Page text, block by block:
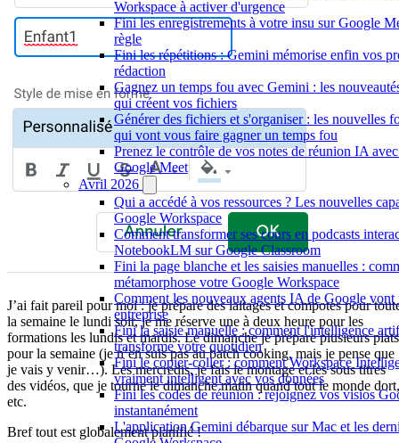
Workspace à activer d'urgence
Fini les enregistrements à votre insu sur Google
règle
Fini les répétitions : Gemini mémorise enfin vos
rédaction
Gagnez un temps fou avec Gemini : les
qui créent vos fichiers
Générer des fichiers et s'organiser : les nouvelles
qui vont vous faire gagner un temps fou
Prenez le contrôle de vos notes de réunion IA
Google Meet
Avril 2026
Qui a accédé à vos ressources ? Les nouvelles
Google Workspace
Comment transformer ses cours en podcasts
NotebookLM sur Google Classroom
Fini la page blanche et les saisies manuelles :
métamorphose votre Google Workspace
Comment les nouveaux agents IA de Google
entreprise
Fini la saisie manuelle : comment l'intelligence
transforme votre quotidien
Fini le copier-coller : comment Workspace
vraiment intelligent avec vos données
Fini les codes de réunion : rejoignez vos visios
instantanément
L'application Gemini débarque sur Mac et les
J’ai fait pareil pour moi : je prépare des laitages et compotes pour
la semaine le lundi soir, je me réserve une à deux heure pour les
formations les lundis et mardis. Le dimanche je prépare plusieurs plats
pour la semaine (je n’en suis pas au batch cooking, mais je pense que
je vais y venir…). Les mercredis, je fais le montage et les sous titres
des vidéos, que je tourne le dimanche matin quand tout le monde dort,
etc.
Bref tout est globalement planifié !